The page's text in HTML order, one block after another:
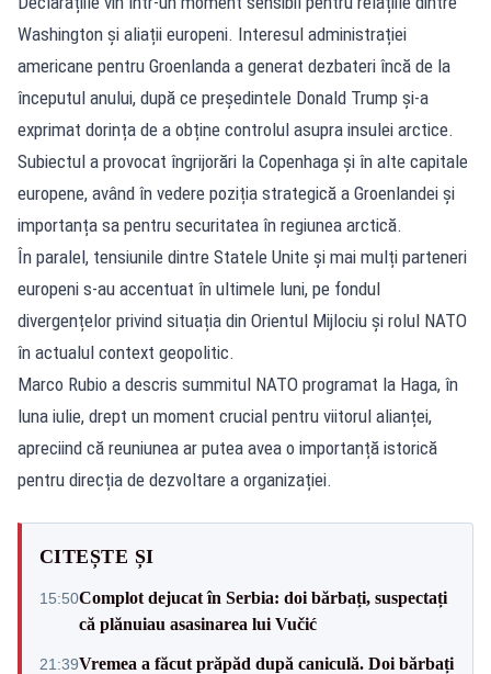
Washington și aliații europeni. Interesul administrației
americane pentru Groenlanda a generat dezbateri încă de la
începutul anului, după ce președintele Donald Trump și-a
exprimat dorința de a obține controlul asupra insulei arctice.
Subiectul a provocat îngrijorări la Copenhaga și în alte capitale
europene, având în vedere poziția strategică a Groenlandei și
importanța sa pentru securitatea în regiunea arctică.
În paralel, tensiunile dintre Statele Unite și mai mulți parteneri
europeni s-au accentuat în ultimele luni, pe fondul
divergențelor privind situația din Orientul Mijlociu și rolul NATO
în actualul context geopolitic.
Marco Rubio a descris summitul NATO programat la Haga, în
luna iulie, drept un moment crucial pentru viitorul alianței,
apreciind că reuniunea ar putea avea o importanță istorică
pentru direcția de dezvoltare a organizației.
CITEȘTE ȘI
15:50Complot dejucat în Serbia: doi bărbați, suspectați
că plănuiau asasinarea lui Vučić
21:39Vremea a făcut prăpăd după caniculă. Doi bărbați